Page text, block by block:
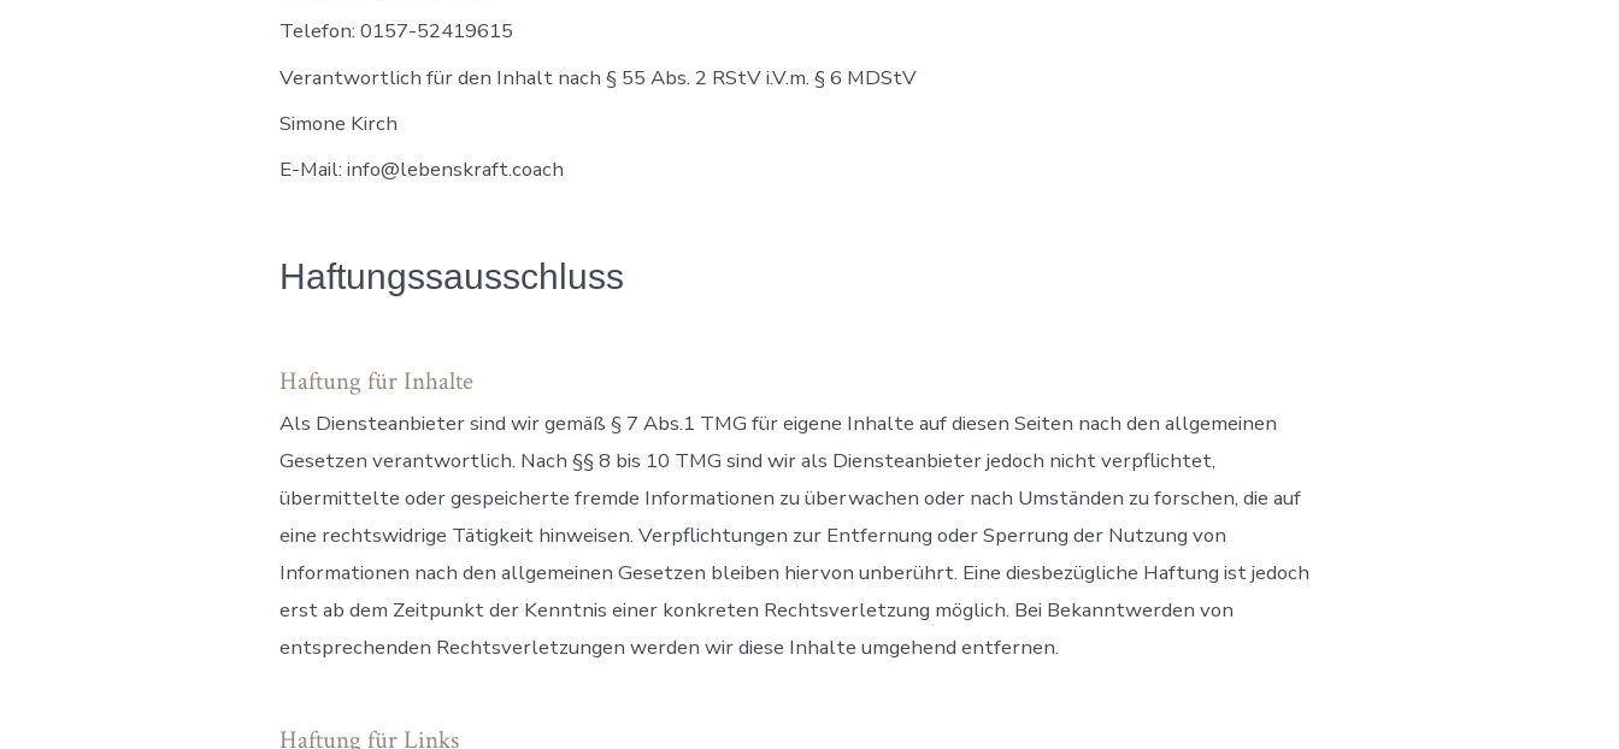
Telefon: 0157-52419615
Verantwortlich für den Inhalt nach § 55 Abs. 2 RStV i.V.m. § 6 MDStV
Simone Kirch
E-Mail: info@lebenskraft.coach
Haftungssausschluss
Haftung für Inhalte
Als Diensteanbieter sind wir gemäß § 7 Abs.1 TMG für eigene Inhalte auf diesen Seiten nach den allgemeinen
Gesetzen verantwortlich. Nach §§ 8 bis 10 TMG sind wir als Diensteanbieter jedoch nicht verpflichtet,
übermittelte oder gespeicherte fremde Informationen zu überwachen oder nach Umständen zu forschen, die auf
eine rechtswidrige Tätigkeit hinweisen. Verpflichtungen zur Entfernung oder Sperrung der Nutzung von
Informationen nach den allgemeinen Gesetzen bleiben hiervon unberührt. Eine diesbezügliche Haftung ist jedoch
erst ab dem Zeitpunkt der Kenntnis einer konkreten Rechtsverletzung möglich. Bei Bekanntwerden von
entsprechenden Rechtsverletzungen werden wir diese Inhalte umgehend entfernen.
Haftung für Links